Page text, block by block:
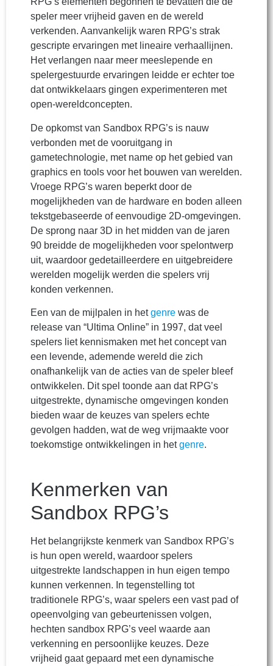
speler meer vrijheid gaven en de wereld
verkenden. Aanvankelijk waren RPG’s strak
gescripte ervaringen met lineaire verhaallijnen.
Het verlangen naar meer meeslepende en
spelergestuurde ervaringen leidde er echter toe
dat ontwikkelaars gingen experimenteren met
open-wereldconcepten.
De opkomst van Sandbox RPG’s is nauw
verbonden met de vooruitgang in
gametechnologie, met name op het gebied van
graphics en tools voor het bouwen van werelden.
Vroege RPG’s waren beperkt door de
mogelijkheden van de hardware en boden alleen
tekstgebaseerde of eenvoudige 2D-omgevingen.
De sprong naar 3D in het midden van de jaren
90 breidde de mogelijkheden voor spelontwerp
uit, waardoor gedetailleerdere en uitgebreidere
werelden mogelijk werden die spelers vrij
konden verkennen.
Een van de mijlpalen in hetgenre was de
release van “Ultima Online” in 1997, dat veel
spelers liet kennismaken met het concept van
een levende, ademende wereld die zich
onafhankelijk van de acties van de speler bleef
ontwikkelen. Dit spel toonde aan dat RPG’s
uitgestrekte, dynamische omgevingen konden
bieden waar de keuzes van spelers echte
gevolgen hadden, wat de weg vrijmaakte voor
toekomstige ontwikkelingen in hetgenre.
Kenmerken van
Sandbox RPG’s
Het belangrijkste kenmerk van Sandbox RPG’s
is hun open wereld, waardoor spelers
uitgestrekte landschappen in hun eigen tempo
kunnen verkennen. In tegenstelling tot
traditionele RPG’s, waar spelers een vast pad of
opeenvolging van gebeurtenissen volgen,
hechten sandbox RPG’s veel waarde aan
verkenning en persoonlijke keuzes. Deze
vrijheid gaat gepaard met een dynamische